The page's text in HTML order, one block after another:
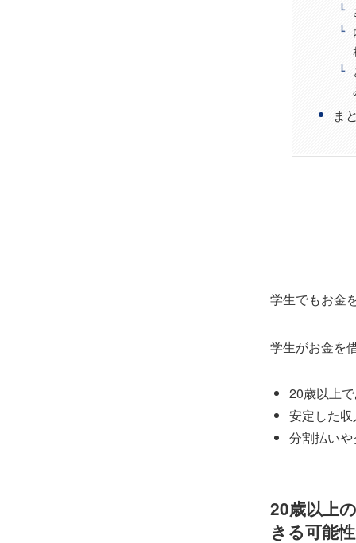
ま
学生でもお金
学生がお金を
20歳以上
安定した
分割払い
20歳以上
きる可能